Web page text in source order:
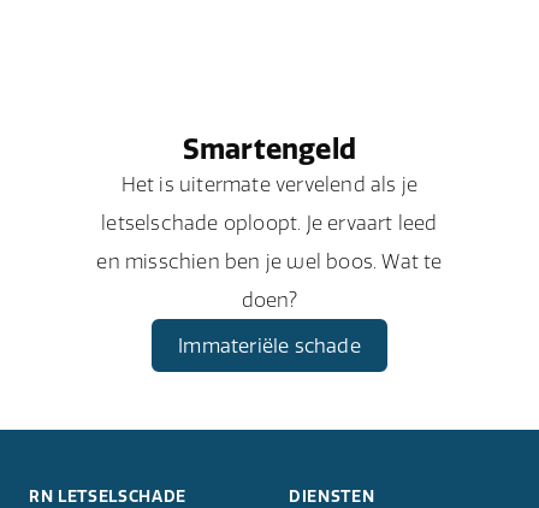
Smartengeld
Het is uitermate vervelend als je
letselschade oploopt. Je ervaart leed
en misschien ben je wel boos. Wat te
doen?
Immateriële schade
RN LETSELSCHADE DIENSTEN